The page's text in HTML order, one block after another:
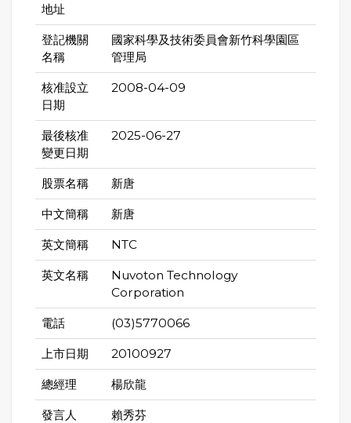
地址
登記機關
名稱
國家科學及技術委員會新竹科學園區
管理局
核准設立
日期
2008-04-09
最後核准
變更日期
2025-06-27
股票名稱 新唐
中文簡稱 新唐
英文簡稱 NTC
英文名稱
Nuvoton Technology
Corporation
電話 (03)5770066
上市日期 20100927
總經理 楊欣龍
發言人 賴秀芬